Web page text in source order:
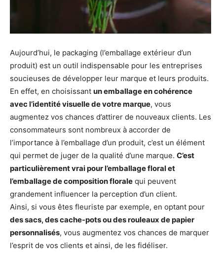
Aujourd’hui, le packaging (l’emballage extérieur d’un
produit) est un outil indispensable pour les entreprises
soucieuses de développer leur marque et leurs produits.
En effet, en choisissant un emballage en cohérence
avec l’identité visuelle de votre marque, vous
augmentez vos chances d’attirer de nouveaux clients. Les
consommateurs sont nombreux à accorder de
l’importance à l’emballage d’un produit, c’est un élément
qui permet de juger de la qualité d’une marque. C’est
particulièrement vrai pour l’emballage floral et
l’emballage de composition florale qui peuvent
grandement influencer la perception d’un client.
Ainsi, si vous êtes fleuriste par exemple, en optant pour
des sacs, des cache-pots ou des rouleaux de papier
personnalisés, vous augmentez vos chances de marquer
l’esprit de vos clients et ainsi, de les fidéliser.